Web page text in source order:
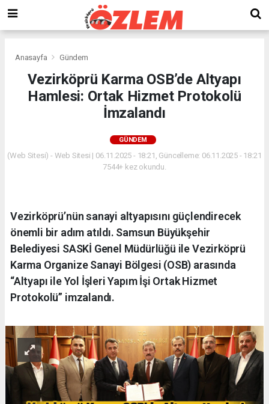
Anasayfa Gündem
Vezirköprü Karma OSB’de Altyapı
Hamlesi: Ortak Hizmet Protokolü
İmzalandı
GÜNDEM
(Web Sitesi) - Web Sitesi | 06.11.2025 - 18:21, Güncelleme: 06.11.2025 - 18:21
7544+ kez okundu.
Vezirköprü’nün sanayi altyapısını güçlendirecek
önemli bir adım atıldı. Samsun Büyükşehir
Belediyesi SASKİ Genel Müdürlüğü ile Vezirköprü
Karma Organize Sanayi Bölgesi (OSB) arasında
“Altyapı ile Yol İşleri Yapım İşi Ortak Hizmet
Protokolü” imzalandı.